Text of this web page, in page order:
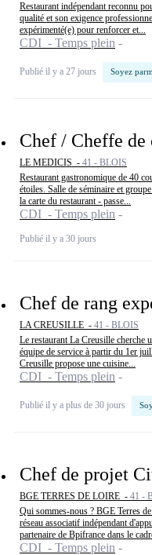
Restaurant indépendant reconnu
qualité et son exigence
expérimenté(e) pour renforcer et...
CDI - Temps plein
Publié il y a 27 jours Soyez
Chef / Cheffe de
LE MEDICIS - 41 - BLOIS
Restaurant gastronomique de 40
étoiles. Salle de séminaire et
la carte du restaurant - passe...
CDI - Temps plein
Publié il y a 30 jours
Chef de rang
LA CREUSILLE - 41 - BLOIS
Le restaurant La Creusille cherche
équipe de service à partir du 1er
Creusille propose une cuisine...
CDI - Temps plein
Publié il y a plus de 30 jours
Chef de projet
BGE TERRES DE LOIRE - 41 -
Qui sommes-nous ? BGE Terres
réseau associatif indépendant
partenaire de Bpifrance dans le
CDI - Temps plein